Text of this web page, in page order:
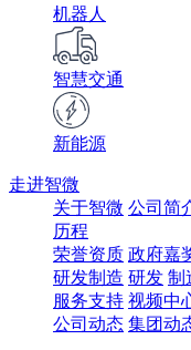
机器人
智慧交通
新能源
走进智微
关于智微 公司简
历程
荣誉资质 政府嘉
研发制造 研发 制
服务支持 视频中
公司动态 集团动